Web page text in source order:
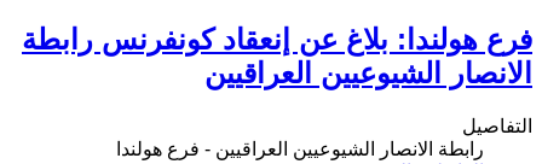
فرع هولندا: بلاغ عن إنعقاد كونفرنس رابطة
الانصار الشيوعيين العراقيين
التفاصيل
رابطة الانصار الشيوعيين العراقيين - فرع هولندا